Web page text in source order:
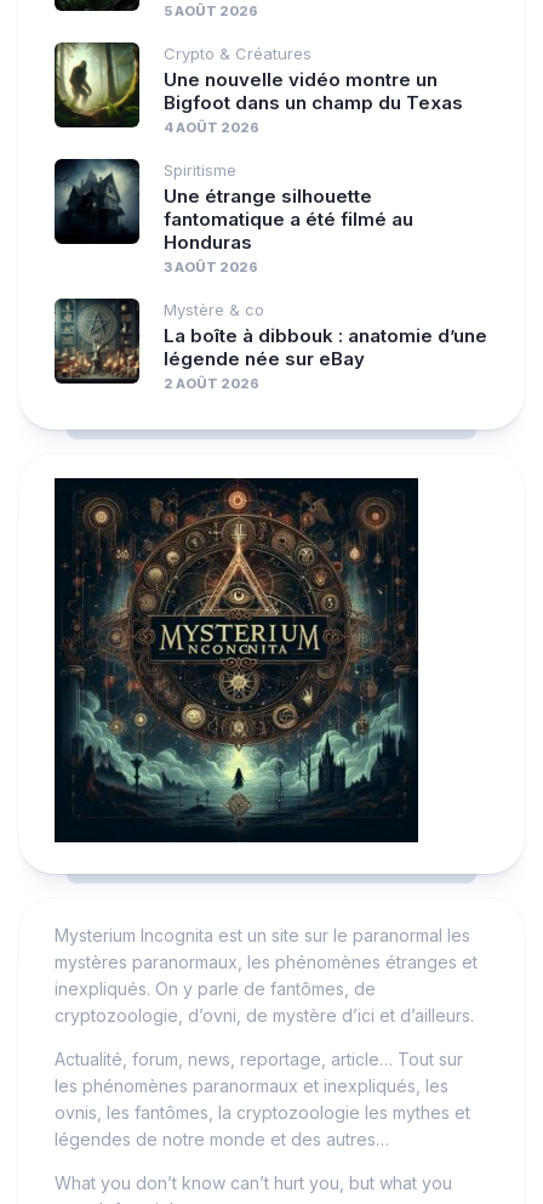
5 AOÛT 2026
Crypto & Créatures
Une nouvelle vidéo montre un
Bigfoot dans un champ du Texas
4 AOÛT 2026
Spiritisme
Une étrange silhouette
fantomatique a été filmé au
Honduras
3 AOÛT 2026
Mystère & co
La boîte à dibbouk : anatomie d’une
légende née sur eBay
2 AOÛT 2026
Mysterium Incognita est un site sur le paranormal les
mystères paranormaux, les phénomènes étranges et
inexpliqués. On y parle de fantômes, de
cryptozoologie, d’ovni, de mystère d’ici et d’ailleurs.
Actualité, forum, news, reportage, article… Tout sur
les phénomènes paranormaux et inexpliqués, les
ovnis, les fantômes, la cryptozoologie les mythes et
légendes de notre monde et des autres…
What you don’t know can’t hurt you, but what you